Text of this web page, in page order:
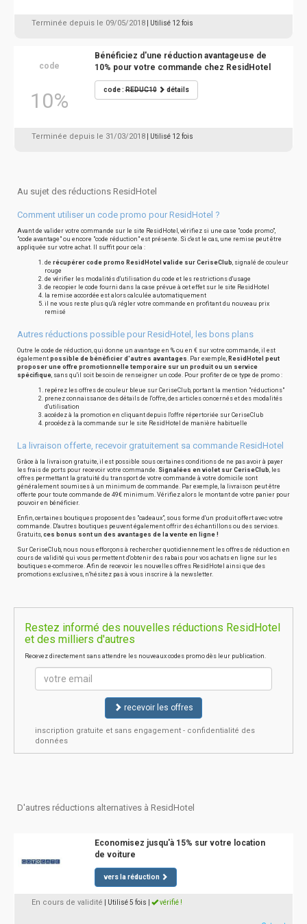
Terminée depuis le 09/05/2018 | Utilisé 12 fois
code
10%
Bénéficiez d'une réduction avantageuse de
10% pour votre commande chez ResidHotel
code :REDUC10 détails
Terminée depuis le 31/03/2018 | Utilisé 12 fois
Au sujet des réductions ResidHotel
Comment utiliser un code promo pour ResidHotel ?
Avant de valider votre commande sur le site ResidHotel, vérifiez si une case "code promo",
"code avantage" ou encore "code réduction" est présente. Si c'est le cas, une remise peut être
appliquée sur votre achat. Il suffit pour cela :
de récupérer code promo ResidHotel valide sur CeriseClub, signalé de couleur
rouge
de vérifier les modalités d'utilisation du code et les restrictions d'usage
de recopier le code fourni dans la case prévue à cet effet sur le site ResidHotel
la remise accordée est alors calculée automatiquement
il ne vous reste plus qu'à régler votre commande en profitant du nouveau prix
remisé
Autres réductions possible pour ResidHotel, les bons plans
Outre le code de réduction, qui donne un avantage en % ou en € sur votre commande, il est
également possible de bénéficier d'autres avantages. Par exemple, ResidHotel peut
proposer une offre promotionnelle temporaire sur un produit ou un service
spécifique, sans qu'il soit besoin de renseigner un code. Pour profiter de ce type de promo :
repérez les offres de couleur bleue sur CeriseClub, portant la mention "réductions"
prenez connaissance des détails de l'offre, des articles concernés et des modalités
d'utilisation
accédez à la promotion en cliquant depuis l'offre répertoriée sur CeriseClub
procédez à la commande sur le site ResidHotel de manière habituelle
La livraison offerte, recevoir gratuitement sa commande ResidHotel
Grâce à la livraison gratuite, il est possible sous certaines conditions de ne pas avoir à payer
les frais de ports pour recevoir votre commande. Signalées en violet sur CeriseClub, les
offres permettant la gratuité du transport de votre commande à votre domicile sont
généralement soumises à un minimum de commande. Par exemple, la livraison peut être
offerte pour toute commande de 49€ minimum. Vérifiez alors le montant de votre panier pour
pouvoir en bénéficier.
Enfin, certaines boutiques proposent des "cadeaux", sous forme d'un produit offert avec votre
commande. D'autres boutiques peuvent également offrir des échantillons ou des services.
Gratuits, ces bonus sont un des avantages de la vente en ligne !
Sur CeriseClub, nous nous efforçons à rechercher quotidiennement les offres de réduction en
cours de validité qui vous permettent d'obtenir des rabais pour vos achats en ligne sur les
boutiques e-commerce. Afin de recevoir les nouvelles offres ResidHotel ainsi que des
promotions exclusives, n'hésitez pas à vous inscrire à la newsletter.
Restez informé des nouvelles réductions ResidHotel
et des milliers d'autres
Recevez directement sans attendre les nouveaux codes promo dès leur publication.
recevoir les offres
inscription gratuite et sans engagement - confidentialité des
données
D'autres réductions alternatives à ResidHotel
Economisez jusqu'à 15% sur votre location
de voiture
vers la réduction
En cours de validité | Utilisé 5 fois vérifié !